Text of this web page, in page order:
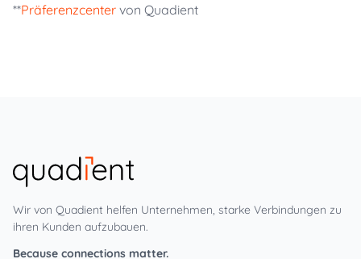
**Präferenzcenter von Quadient
Wir von Quadient helfen Unternehmen, starke Verbindungen zu
ihren Kunden aufzubauen.
Because connections matter.